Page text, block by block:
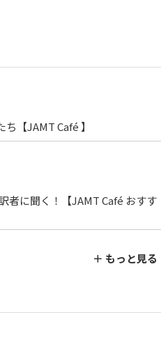
【JAMT Café 】
者に聞く！【JAMT Café おすす
＋ もっと見る